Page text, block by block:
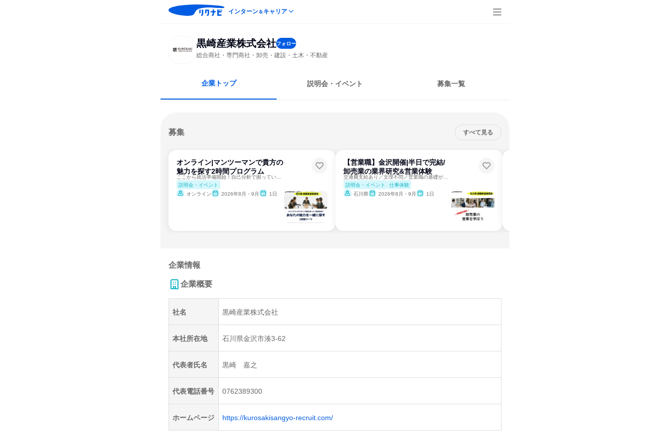
インターン＆キャリア
黒崎産業株式会社フォロー
総合商社・専門商社・卸売・建設・土木・不動産
企業トップ 説明会・イベント 募集一覧
募集 すべて見る
オンライン|マンツーマンで貴方の
魅力を探す2時間プログラム
説明会・イベント
オンライン
2026年8月・9月 1日
【営業職】金沢開催|半日で完結/
卸売業の業界研究&営業体験
説明会・イベント
仕事体験
石川県
2026年8月・9月 1日
企業情報
企業概要
社名 黒崎産業株式会社
本社所在地 石川県金沢市湊3-62
代表者氏名 黒崎 嘉之
代表電話番号 0762389300
ホームページ https://kurosakisangyo-recruit.com/